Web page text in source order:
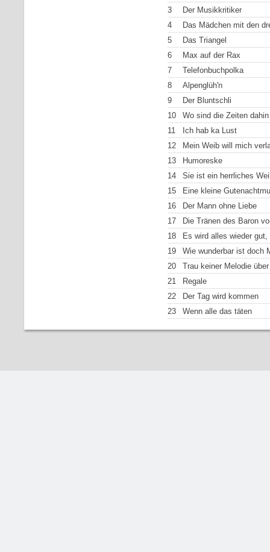
3
Der Musikkritiker
4
Das Mädchen mit den
5
Das Triangel
6
Max auf der Rax
7
Telefonbuchpolka
8
Alpenglüh'n
9
Der Bluntschli
10
Wo sind die Zeiten dahin
11
Ich hab ka Lust
12
Mein Weib will mich
13
Humoreske
14
Sie ist ein herrliches
15
Eine kleine
16
Der Mann ohne Liebe
17
Die Tränen des Baron
18
Es wird alles wieder
19
Wie wunderbar ist doch
20
Trau keiner Melodie
21
Regale
22
Der Tag wird kommen
23
Wenn alle das täten